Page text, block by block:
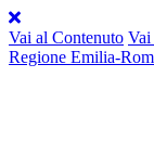
Vai al Contenuto Vai
Regione Emilia-